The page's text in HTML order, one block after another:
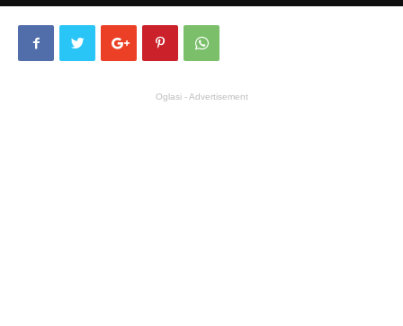
Oglasi - Advertisement